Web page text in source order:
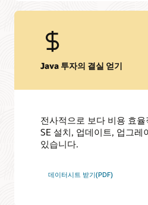
Java SE Universal Subscription
ops.java
향상된 유연성을 제공하고자
SE Advanced Desktop, Java SE
Java SE Desktop Subscription 제품
Subscription으로 일괄 전환되었습
고객은 계속해서 기존과 동일한 지
있습니다. 상용 Java SE 라이선스
Oracle JDK 다운로드
Java Verified Portfolio 에셋 다운로드
Java YouTube 채널
Java 투자의 결실 얻기
전사적으로 보다 비용 효
SE 설치, 업데이트, 업그레
있습니다.
데이터시트 받기(PDF)